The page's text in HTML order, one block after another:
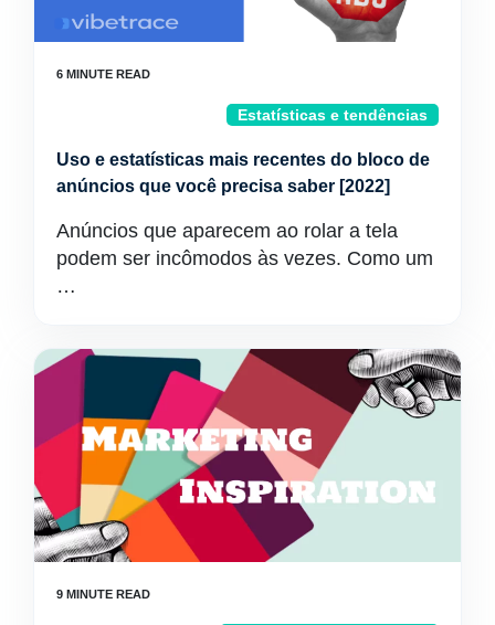
Estatísticas e tendências
Uso e estatísticas mais recentes do bloco de
anúncios que você precisa saber [2022]
Anúncios que aparecem ao rolar a tela
podem ser incômodos às vezes. Como um
…